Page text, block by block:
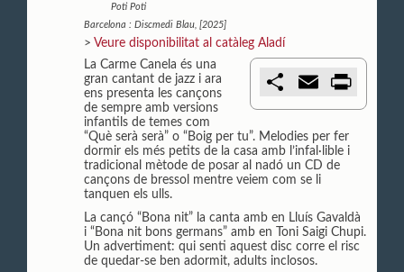
Poti Poti
Barcelona : Discmedi Blau, [2025]
> Veure disponibilitat al catàleg Aladí
a
r
t
i
m
l
La Carme Canela és una
gran cantant de jazz i ara
ens presenta les cançons
de sempre amb versions
infantils de temes com
“Què serà serà” o “Boig per tu”. Melodies per fer
dormir els més petits de la casa amb l’infal·lible i
tradicional mètode de posar al nadó un CD de
cançons de bressol mentre veiem com se li
tanquen els ulls.
La cançó “Bona nit” la canta amb en Lluís Gavaldà
i “Bona nit bons germans” amb en Toni Saigi Chupi.
Un advertiment: qui senti aquest disc corre el risc
de quedar-se ben adormit, adults inclosos.